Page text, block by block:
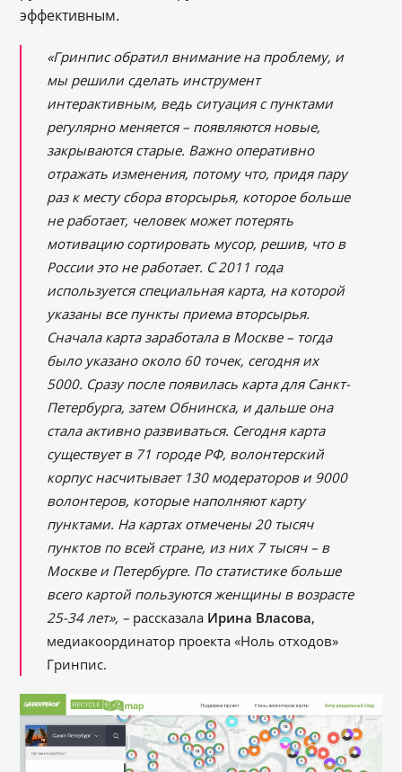
эффективным.
«Гринпис обратил внимание на проблему, и
мы решили сделать инструмент
интерактивным, ведь ситуация с пунктами
регулярно меняется – появляются новые,
закрываются старые. Важно оперативно
отражать изменения, потому что, придя пару
раз к месту сбора вторсырья, которое больше
не работает, человек может потерять
мотивацию сортировать мусор, решив, что в
России это не работает. С 2011 года
используется специальная карта, на которой
указаны все пункты приема вторсырья.
Сначала карта заработала в Москве – тогда
было указано около 60 точек, сегодня их
5000. Сразу после появилась карта для Санкт-
Петербурга, затем Обнинска, и дальше она
стала активно развиваться. Сегодня карта
существует в 71 городе РФ, волонтерский
корпус насчитывает 130 модераторов и 9000
волонтеров, которые наполняют карту
пунктами. На картах отмечены 20 тысяч
пунктов по всей стране, из них 7 тысяч – в
Москве и Петербурге. По статистике больше
всего картой пользуются женщины в возрасте
25-34 лет», – рассказала Ирина Власова,
медиакоординатор проекта «Ноль отходов»
Гринпис.